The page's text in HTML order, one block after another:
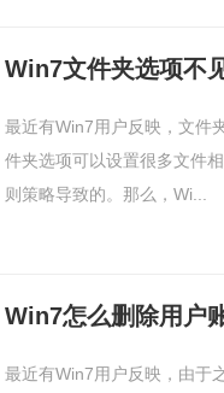
Win7文件夹选项不
最近有Win7用户反映，文件
件夹选项可以设置很多文件
则策略导致的。那么，Wi...
Win7怎么删除用户
最近有Win7用户反映，由于